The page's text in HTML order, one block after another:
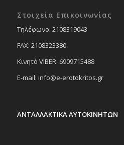
Στοιχεία Επικοινωνίας
Tηλέφωνο: 2108319043
FAX: 2108323380
Κινητό VIBER: 6909715488
E-mail: info@e-erotokritos.gr
ΑΝΤΑΛΛΑΚΤΙΚΑ ΑΥΤΟΚΙΝΗΤΩΝ